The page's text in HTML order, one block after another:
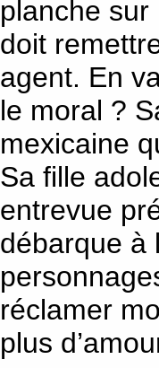
planche sur
doit
agent. En
le moral ?
mexicaine
Sa fille
entrevue
débarque à
réclamer
plus